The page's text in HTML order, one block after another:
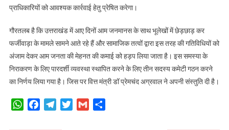
प्राधिकारियों को आवश्यक कार्रवाई हेतु प्रेषित करेगा।
गौरतलब है कि उत्तराखंड में आए दिनों आम जनमानस के साथ भूलेखों में छेड़छाड़ कर
फर्जीवाड़ा के मामले सामने आते रहे हैं और सामाजिक तत्वों द्वारा इस तरह की गतिविधियों को
अंजाम देकर आम जनता की मेहनत की कमाई को हड़प लिया जाता है। इस समस्या के
निराकरण के लिए पारदर्शी व्यवस्था स्थापित करने के लिए तीन सदस्य कमेटी गठन करने
का निर्णय लिया गया है। जिस पर वित्त मंत्री डॉ प्रेमचंद अग्रवाल ने अपनी संस्तुति दी है।
WhatsAppFacebookTelegramTwitterGmail